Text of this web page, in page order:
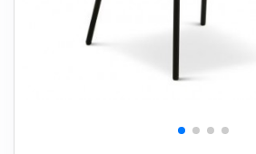
SPAR PENGE PÅ UDVALGTE VARER